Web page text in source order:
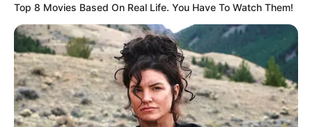
Top 8 Movies Based On Real Life. You Have To Watch Them!